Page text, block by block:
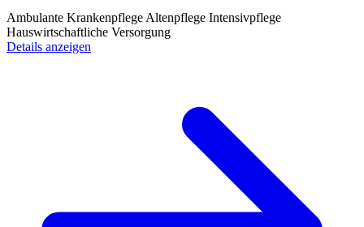
Ambulante Krankenpflege Altenpflege Intensivpflege
Hauswirtschaftliche Versorgung
Details anzeigen